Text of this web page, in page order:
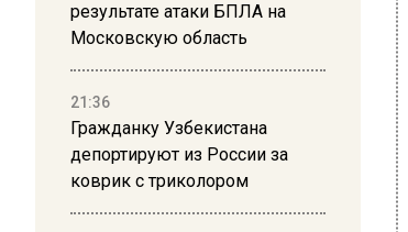
результате атаки БПЛА на
Московскую область
21:36
Гражданку Узбекистана
депортируют из России за
коврик с триколором